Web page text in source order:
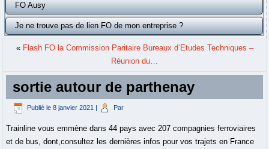
FO Ausy
Je ne trouve pas de lien FO de mon entreprise ?
« Flash FO la Commission Paritaire Bureaux d’Etudes Techniques –
Réunion du…
sortie autour de parthenay
Publié le 8 janvier 2021 Par
Trainline vous emmène dans 44 pays avec 207 compagnies ferroviaires
et de bus, dont,consultez les dernières infos pour vos trajets en France